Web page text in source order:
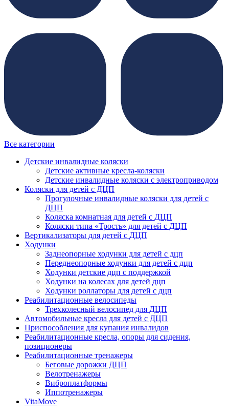
Все категории
Детские инвалидные коляски
Детские активные кресла-коляски
Детские инвалидные коляски с электроприводом
Коляски для детей с ДЦП
Прогулочные инвалидные коляски для детей с
ДЦП
Коляска комнатная для детей с ДЦП
Коляски типа «Трость» для детей с ДЦП
Вертикализаторы для детей с ДЦП
Ходунки
Заднеопорные ходунки для детей с дцп
Переднеопорные ходунки для детей с дцп
Ходунки детские дцп с поддержкой
Ходунки на колесах для детей дцп
Ходунки роллаторы для детей с дцп
Реабилитационные велосипеды
Трехколесный велосипед для ДЦП
Автомобильные кресла для детей с ДЦП
Приспособления для купания инвалидов
Реабилитационные кресла, опоры для сидения,
позиционеры
Реабилитационные тренажеры
Беговые дорожки ДЦП
Велотренажеры
Виброплатформы
Иппотренажеры
VitaMove